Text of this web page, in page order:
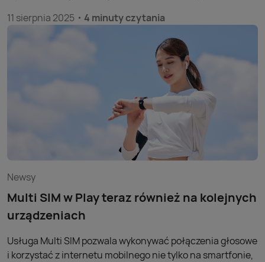
11 sierpnia 2025
4 minuty czytania
Newsy
Multi SIM w Play teraz również na kolejnych
urządzeniach
Usługa Multi SIM pozwala wykonywać połączenia głosowe
i korzystać z internetu mobilnego nie tylko na smartfonie,